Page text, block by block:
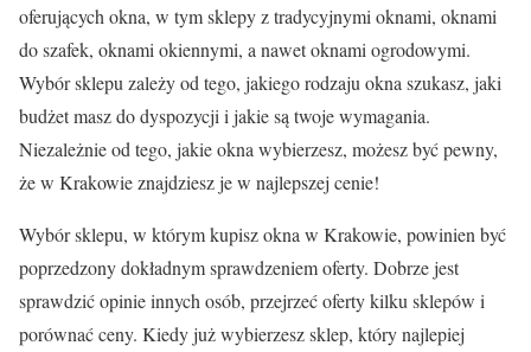
oferujących okna, w tym sklepy z tradycyjnymi oknami, oknami
do szafek, oknami okiennymi, a nawet oknami ogrodowymi.
Wybór sklepu zależy od tego, jakiego rodzaju okna szukasz, jaki
budżet masz do dyspozycji i jakie są twoje wymagania.
Niezależnie od tego, jakie okna wybierzesz, możesz być pewny,
że w Krakowie znajdziesz je w najlepszej cenie!
Wybór sklepu, w którym kupisz okna w Krakowie, powinien być
poprzedzony dokładnym sprawdzeniem oferty. Dobrze jest
sprawdzić opinie innych osób, przejrzeć oferty kilku sklepów i
porównać ceny. Kiedy już wybierzesz sklep, który najlepiej